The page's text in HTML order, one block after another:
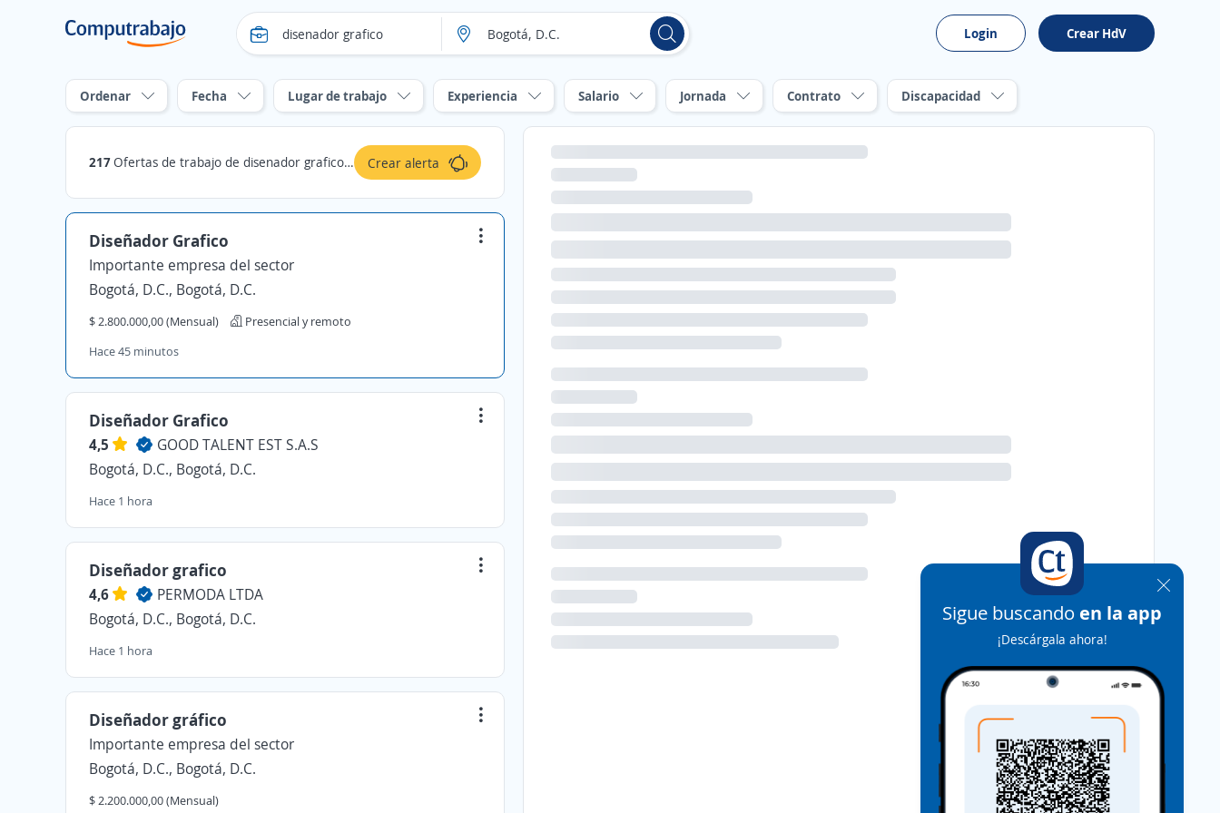
Login Crear HdV
Ordenar Fecha Lugar de trabajo Experiencia Salario Jornada Contrato Discapacidad
217Ofertas de trabajo de disenador grafico en Bogotá, D.C. Crear alerta
Diseñador Grafico
Importante empresa del sector
Bogotá, D.C., Bogotá, D.C.
$ 2.800.000,00 (Mensual)
Presencial y remoto
Hace 45 minutos
Diseñador Grafico
4,5
GOOD TALENT EST S.A.S
Bogotá, D.C., Bogotá, D.C.
Hace 1 hora
Diseñador grafico
4,6
PERMODA LTDA
Bogotá, D.C., Bogotá, D.C.
Hace 1 hora
Diseñador gráfico
Importante empresa del sector
Bogotá, D.C., Bogotá, D.C.
$ 2.200.000,00 (Mensual)
Sigue buscando en la app
¡Descárgala ahora!